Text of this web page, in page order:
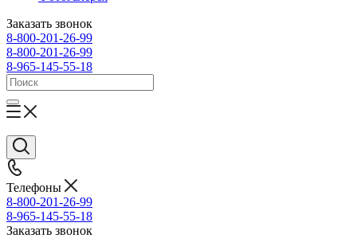
Заказать звонок
8-800-201-26-99
8-800-201-26-99
8-965-145-55-18
Телефоны
8-800-201-26-99
8-965-145-55-18
Заказать звонок